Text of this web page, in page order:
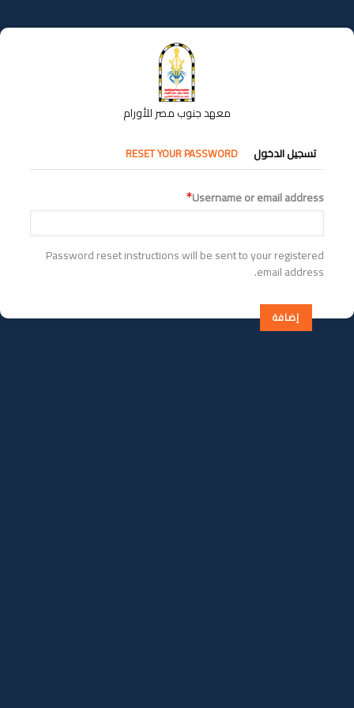
إلى
المحتوى
معهد جنوب مصر للأورام
التبويبات
الأساسية
تسجيل الدخول RESET YOUR PASSWORD
Username or email address
Password reset instructions will be sent to your registered
email address.